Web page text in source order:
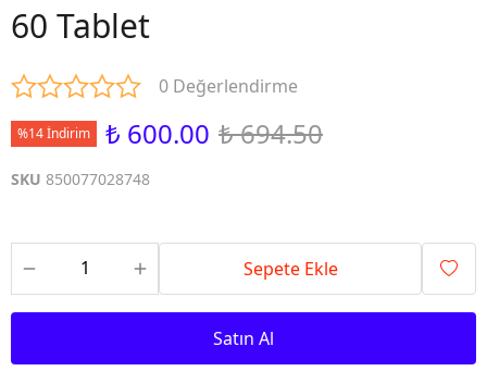
60 Tablet
0 Değerlendirme
%14 İndirim ₺ 600.00 ₺ 694.50
SKU 850077028748
Sepete Ekle
Satın Al